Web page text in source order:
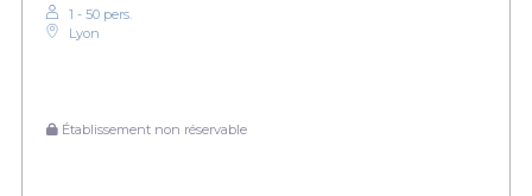
1 - 50 pers.
Lyon
Établissement non réservable